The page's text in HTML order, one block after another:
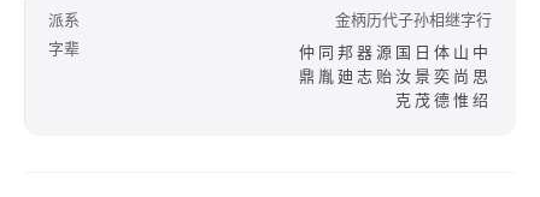
派系
金柄历代子孙相继字行
字辈
仲同邦器源国日体山中
鼎胤廸志贻汝景奕尚思
克茂德惟绍